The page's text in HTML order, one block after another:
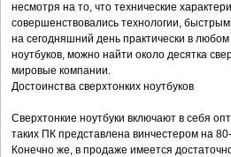
несмотря на то, что технические
совершенствовались технологии,
на сегодняшний день практически в
ноутбуков, можно найти около десятка
мировые компании.
Достоинства сверхтонких ноутбуков
Сверхтонкие ноутбуки включают в себя
таких ПК представлена винчестером на
Конечно же, в продаже имеется